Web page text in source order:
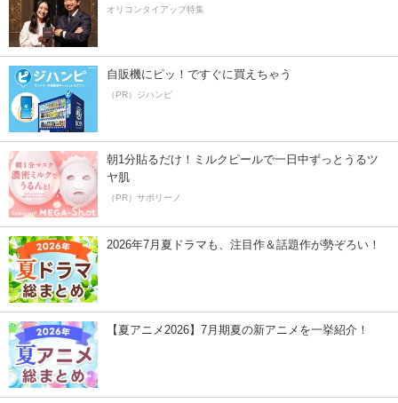
オリコンタイアップ特集
自販機にピッ！ですぐに買えちゃう
（PR）ジハンピ
朝1分貼るだけ！ミルクピールで一日中ずっとうるツ
ヤ肌
（PR）サボリーノ
2026年7月夏ドラマも、注目作＆話題作が勢ぞろい！
【夏アニメ2026】7月期夏の新アニメを一挙紹介！